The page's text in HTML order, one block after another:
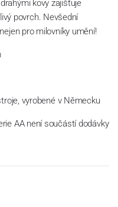
kovy zajišťuje
povrch. Nevšední
pro milovníky umění!
vyrobené v Německu
AA není součástí dodávky